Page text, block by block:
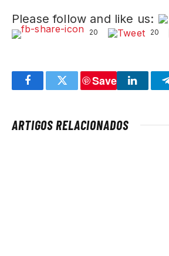
Please follow and like us:
20
20
FacebookTwitter
Save
ARTIGOS RELACIONADOS